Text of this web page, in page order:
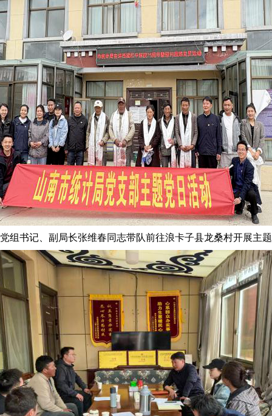
组书记、副局长张维春同志带队前往浪卡子县龙桑村开展主